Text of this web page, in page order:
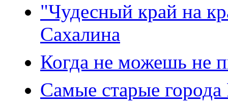
"Чудесный край на
Сахалина
Когда не можешь не
Самые старые города